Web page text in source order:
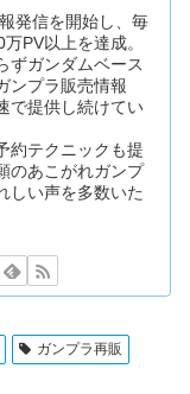
発信を開始し、毎
PV以上を達成。
ずガンダムベース
ンプラ販売情報
で提供し続けてい
約テクニックも提
のあこがれガンプ
しい声を多数いた
ガンプラ再販